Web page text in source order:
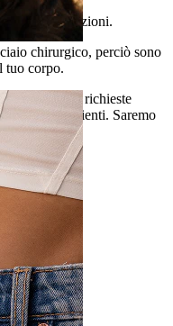
tra varie opzioni.
chirurgico, perciò sono
tuo corpo.
prodotto o richieste
servizio clienti. Saremo